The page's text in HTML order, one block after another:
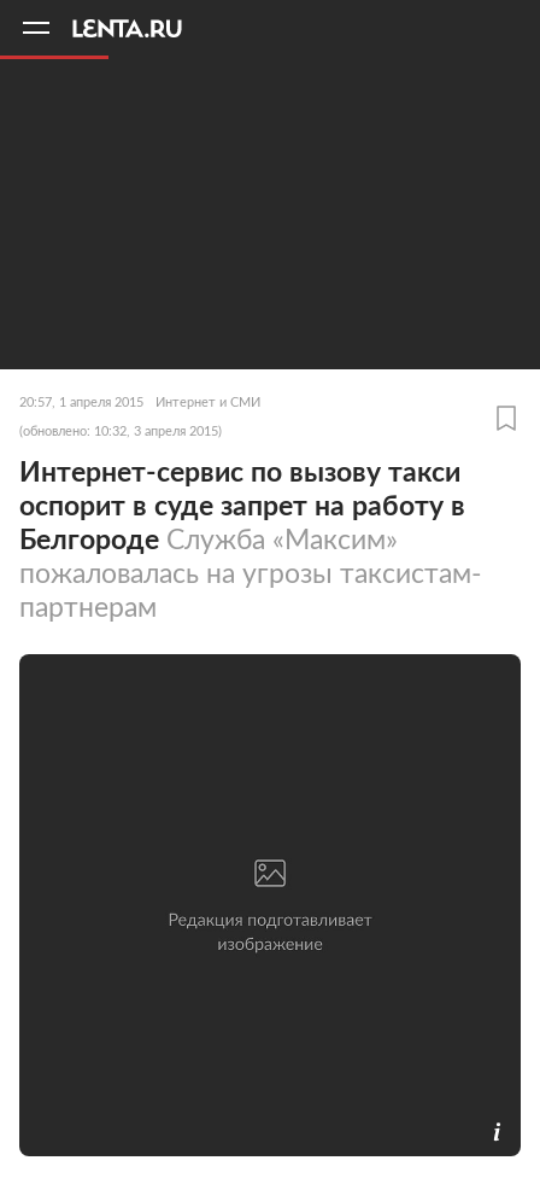
20:57, 1 апреля 2015 Интернет и СМИ
(обновлено: 10:32, 3 апреля 2015)
Интернет-сервис по вызову такси
оспорит в суде запрет на работу в
Белгороде Служба «Максим»
пожаловалась на угрозы таксистам-
партнерам